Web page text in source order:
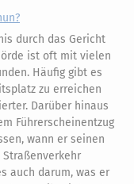
durch das Gericht
ist oft mit vielen
Häufig gibt es
zu erreichen
Darüber hinaus
Führerscheinentzug
wann er seinen
auch darum, was er